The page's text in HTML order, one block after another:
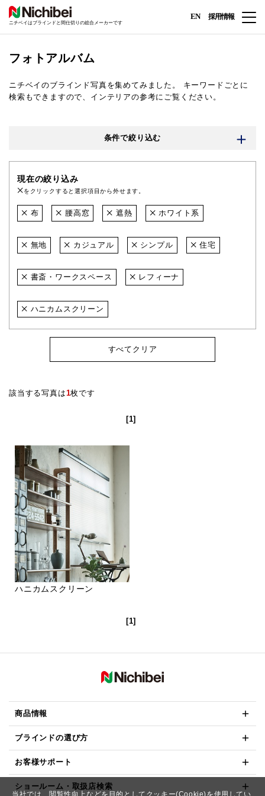
当社では、閲覧性向上などを目的としてクッキー(Cookie)を使用してい
ニチベイはブラインドと間仕切りの総合メーカーです
EN 採用情報
フォトアルバム
ニチベイのブラインド写真を集めてみました。
キーワードごとに
検索もできますので、インテリアの参考にご覧ください。
条件で絞り込む
現在の絞り込み
をクリックすると選択項目から外せます。
布 腰高窓 遮熱 ホワイト系
無地 カジュアル シンプル 住宅
書斎・ワークスペース レフィーナ
ハニカムスクリーン
すべてクリア
該当する写真は1枚です
[1]
ハニカムスクリーン
[1]
商品情報
ブラインドの選び方
お客様サポート
ショールーム・取扱店検索